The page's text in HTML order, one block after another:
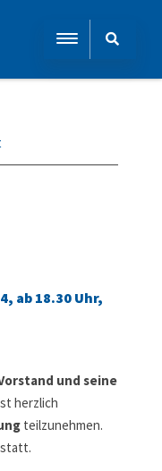
ab 18.30 Uhr,
und seine
herzlich
teilzunehmen.